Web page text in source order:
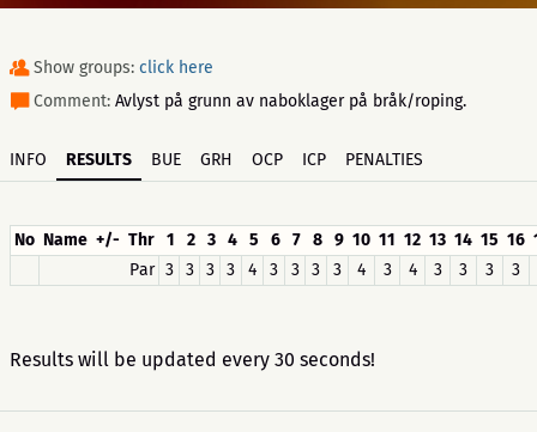
Show groups: click here
Comment: Avlyst på grunn av naboklager på bråk/roping.
INFO RESULTS BUE GRH OCP ICP PENALTIES
No Name +/- Thr 1 2 3 4 5 6 7 8 9 10 11 12 13 14 15 16
Par 3 3 3 3 4 3 3 3 3 4 3 4 3 3 3 3
Results will be updated every 30 seconds!